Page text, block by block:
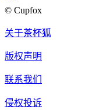
© Cupfox
关于茶杯狐
版权声明
联系我们
侵权投诉